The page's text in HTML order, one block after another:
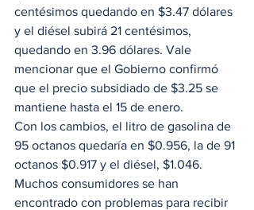
centésimos quedando en $3.47 dólares
y el diésel subirá 21 centésimos,
quedando en 3.96 dólares. Vale
mencionar que el Gobierno confirmó
que el precio subsidiado de $3.25 se
mantiene hasta el 15 de enero.
Con los cambios, el litro de gasolina de
95 octanos quedaría en $0.956, la de 91
octanos $0.917 y el diésel, $1.046.
Muchos consumidores se han
encontrado con problemas para recibir